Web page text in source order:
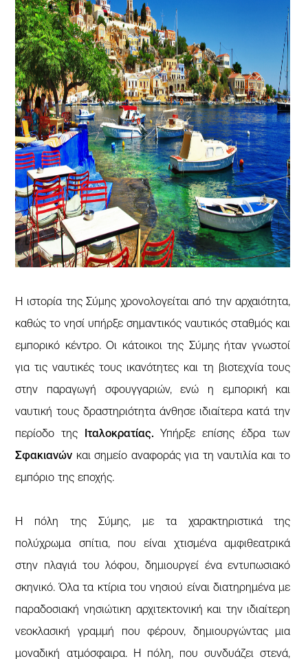
Η ιστορία της Σύμης χρονολογείται από την αρχαιότητα,
καθώς το νησί υπήρξε σημαντικός ναυτικός σταθμός και
εμπορικό κέντρο. Οι κάτοικοι της Σύμης ήταν γνωστοί
για τις ναυτικές τους ικανότητες και τη βιοτεχνία τους
στην παραγωγή σφουγγαριών, ενώ η εμπορική και
ναυτική τους δραστηριότητα άνθησε ιδιαίτερα κατά την
περίοδο της Ιταλοκρατίας.Υπήρξε επίσης έδρα των
Σφακιανών και σημείο αναφοράς για τη ναυτιλία και το
εμπόριο της εποχής.
Η πόλη της Σύμης, με τα χαρακτηριστικά της
πολύχρωμα σπίτια, που είναι χτισμένα αμφιθεατρικά
στην πλαγιά του λόφου, δημιουργεί ένα εντυπωσιακό
σκηνικό. Όλα τα κτίρια του νησιού είναι διατηρημένα με
παραδοσιακή νησιώτικη αρχιτεκτονική και την ιδιαίτερη
νεοκλασική γραμμή που φέρουν, δημιουργώντας μια
μοναδική ατμόσφαιρα. Η πόλη, που συνδυάζει στενά,